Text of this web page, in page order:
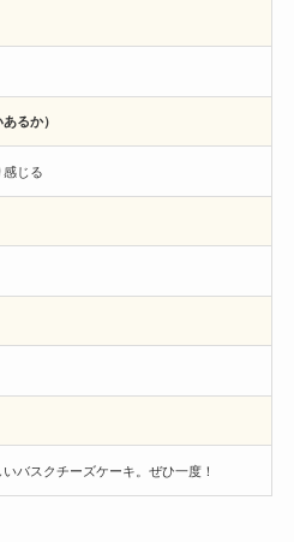
るか）
感じる
バスクチーズケーキ。ぜひ一度！